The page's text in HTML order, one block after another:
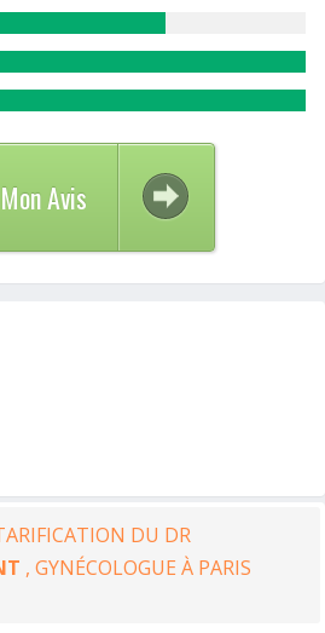
Mon Avis
DU DR
, GYNÉCOLOGUE À PARIS